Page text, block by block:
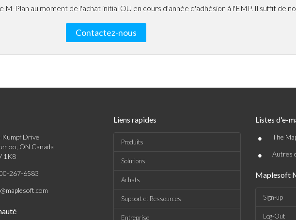
M-Plan au moment de l'achat initial OU en cours d'année d'adhésion à l'EMP. Il suffit de
Contactez-nous
Kumpf Drive
ON Canada
1K8
267-6583
Liens rapides
Produits
Solutions
Achats
Support et Ressources
Entreprise
Listes d'e-
• The
• Autres
Maplesoft
Sign-up
Log-Out